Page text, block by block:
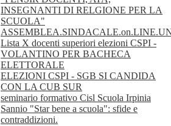
INSEGNANTI DI RELGIONE PER LA
SCUOLA"
Lista X docenti superiori elezioni CSPI -
VOLANTINO PER BACHECA
ELETTORALE
ELEZIONI CSPI - SGB SI CANDIDA
CON LA CUB SUR
seminario formativo Cisl Scuola Irpinia
Sannio "Star bene a scuola": sfide e
contraddizioni.